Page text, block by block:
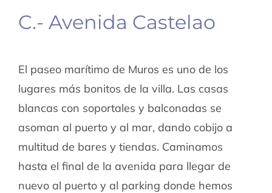
C.- Avenida Castelao
El paseo marítimo de Muros es uno de los
lugares más bonitos de la villa. Las casas
blancas con soportales y balconadas se
asoman al puerto y al mar, dando cobijo a
multitud de bares y tiendas. Caminamos
hasta el final de la avenida para llegar de
nuevo al puerto y al parking donde hemos